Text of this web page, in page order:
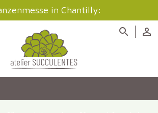
in Chantilly:

